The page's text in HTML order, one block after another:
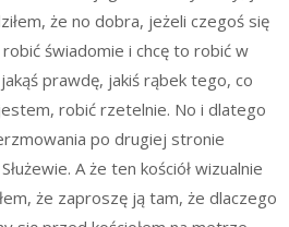
że no dobra, jeżeli czegoś się
świadomie i chcę to robić w
prawdę, jakiś rąbek tego, co
robić rzetelnie. No i dlatego
po drugiej stronie
A że ten kościół wizualnie
że zaproszę ją tam, że dlaczego